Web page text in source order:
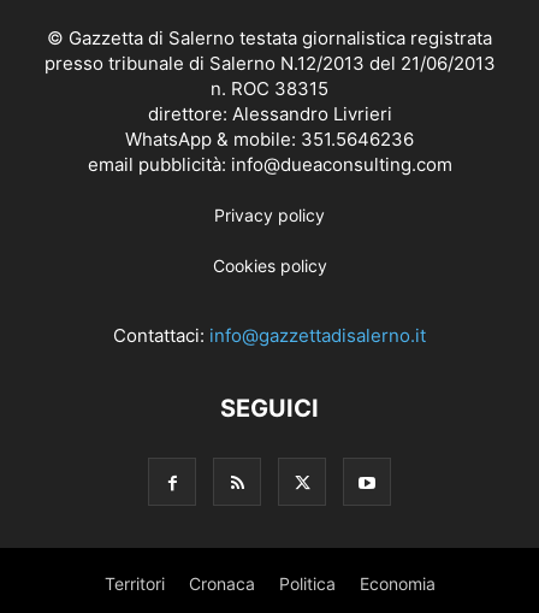
© Gazzetta di Salerno testata giornalistica registrata
presso tribunale di Salerno N.12/2013 del 21/06/2013
n. ROC 38315
direttore: Alessandro Livrieri
WhatsApp & mobile: 351.5646236
email pubblicità: info@dueaconsulting.com
Privacy policy
Cookies policy
Contattaci: info@gazzettadisalerno.it
SEGUICI
Territori Cronaca Politica Economia